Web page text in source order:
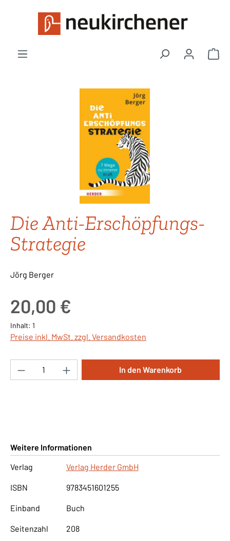
Zum Hauptinhalt springen
Die Anti-Erschöpfungs-
Strategie
Jörg Berger
20,00 €
Inhalt: 1
Preise inkl. MwSt. zzgl. Versandkosten
Produkt Anzahl: Gib den gewünschten
In den Warenkorb
Weitere Informationen
Verlag
Verlag Herder GmbH
ISBN 9783451601255
Einband Buch
Seitenzahl 208